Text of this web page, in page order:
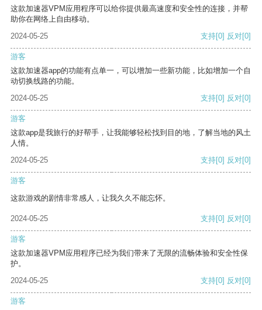
这款加速器VPM应用程序可以给你提供最高速度和安全性的连接，并帮
助你在网络上自由移动。
2024-05-25
支持[0] 反对[0]
游客
这款加速器app的功能有点单一，可以增加一些新功能，比如增加一个自
动切换线路的功能。
2024-05-25
支持[0] 反对[0]
游客
这款app是我旅行的好帮手，让我能够轻松找到目的地，了解当地的风土
人情。
2024-05-25
支持[0] 反对[0]
游客
这款游戏的剧情非常感人，让我久久不能忘怀。
2024-05-25 支持[0] 反对[0]
游客
这款加速器VPM应用程序已经为我们带来了无限的流畅体验和安全性保
护。
2024-05-25
支持[0] 反对[0]
游客